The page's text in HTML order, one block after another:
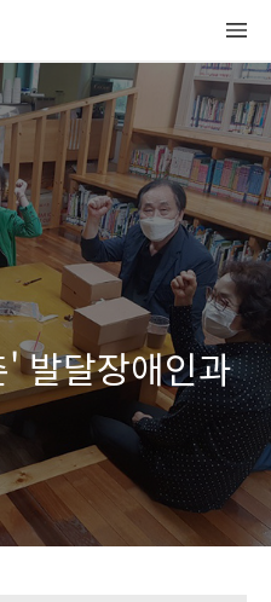
발달장애인과